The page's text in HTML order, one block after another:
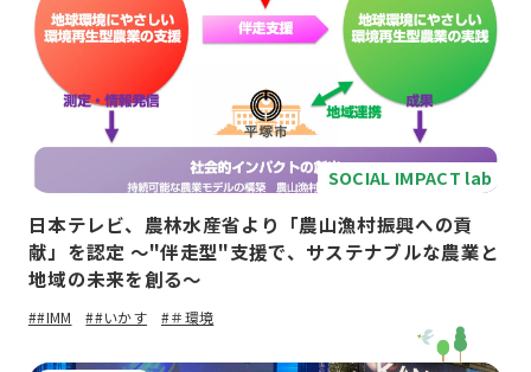
SOCIAL IMPACT lab
日本テレビ、農林水産省より「農山漁村振興への貢
献」を認定 〜"伴走型"支援で、サステナブルな農業と
地域の未来を創る〜
##IMM ##いかす #＃環境